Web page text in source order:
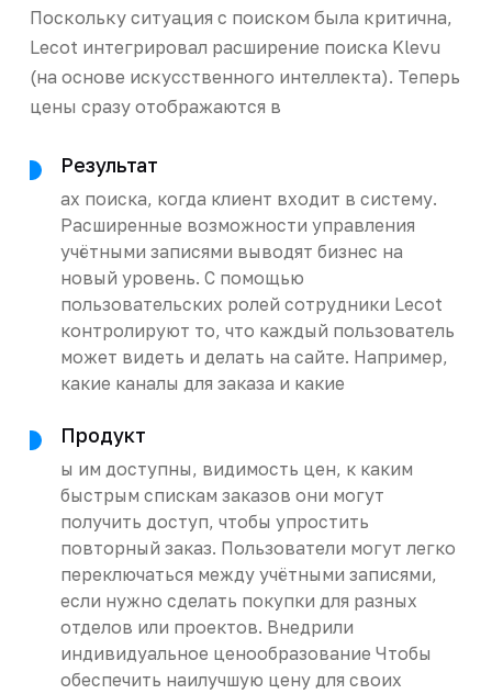
Поскольку ситуация с поиском была критична,
Lecot интегрировал расширение поиска Klevu
(на основе искусственного интеллекта). Теперь
цены сразу отображаются в
Результат
ах поиска, когда клиент входит в систему.
Расширенные возможности управления
учётными записями выводят бизнес на
новый уровень. С помощью
пользовательских ролей сотрудники Lecot
контролируют то, что каждый пользователь
может видеть и делать на сайте. Например,
какие каналы для заказа и какие
Продукт
ы им доступны, видимость цен, к каким
быстрым спискам заказов они могут
получить доступ, чтобы упростить
повторный заказ. Пользователи могут легко
переключаться между учётными записями,
если нужно сделать покупки для разных
отделов или проектов. Внедрили
индивидуальное ценообразование Чтобы
обеспечить наилучшую цену для своих